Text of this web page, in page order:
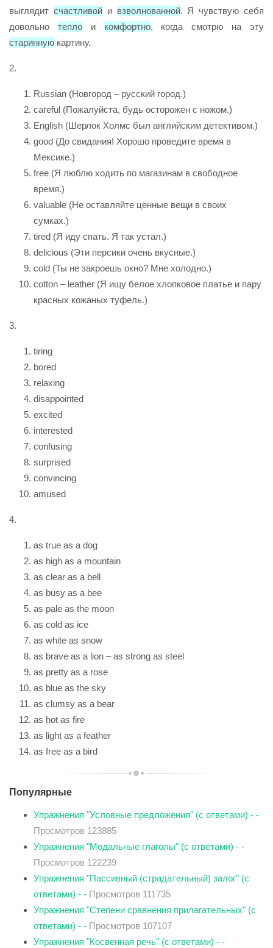
выглядит счастливойи взволнованной. Я чувствую себя
довольно теплои комфортно, когда смотрю на эту
старинную картину.
2.
Russian (Новгород – русский город.)
сareful (Пожалуйста, будь осторожен с ножом.)
English (Шерлок Холмс был английским детективом.)
good (До свидания! Хорошо проведите время в
Мексике.)
free (Я люблю ходить по магазинам в свободное
время.)
valuable (Не оставляйте ценные вещи в своих
сумках.)
tired (Я иду спать. Я так устал.)
delicious (Эти персики очень вкусные.)
cold (Ты не закроешь окно? Мне холодно.)
cotton – leather (Я ищу белое хлопковое платье и пару
красных кожаных туфель.)
3.
tiring
bored
relaxing
disappointed
excited
interested
confusing
surprised
convincing
amused
4.
as true as a dog
as high as a mountain
as clear as a bell
as busy as a bee
as pale as the moon
as cold as ice
as white as snow
as brave as a lion – as strong as steel
as pretty as a rose
as blue as the sky
as clumsy as a bear
as hot as fire
as light as a feather
as free as a bird
Популярные
Упражнения "Условные предложения" (с ответами) - -
Просмотров 123885
Упражнения "Модальные глаголы" (с ответами) - -
Просмотров 122239
Упражнения "Пассивный (страдательный) залог" (с
ответами) - - Просмотров 111735
Упражнения "Степени сравнения прилагательных" (с
ответами) - - Просмотров 107107
Упражнения "Косвенная речь" (с ответами) - -